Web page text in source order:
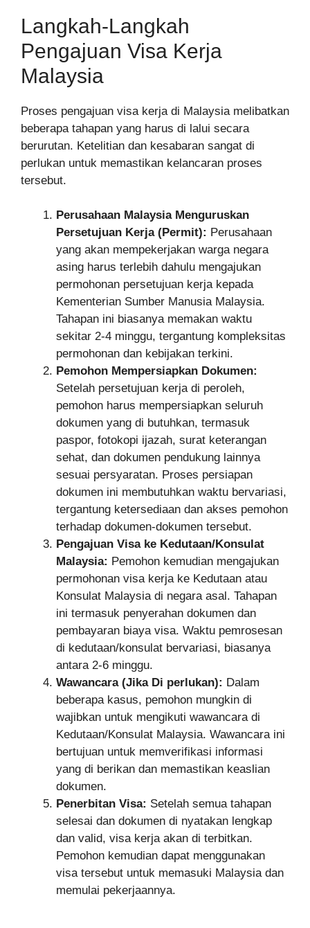
Langkah-Langkah
Pengajuan Visa Kerja
Malaysia
Proses pengajuan visa kerja di Malaysia melibatkan
beberapa tahapan yang harus di lalui secara
berurutan. Ketelitian dan kesabaran sangat di
perlukan untuk memastikan kelancaran proses
tersebut.
Perusahaan Malaysia Menguruskan
Persetujuan Kerja (Permit): Perusahaan
yang akan mempekerjakan warga negara
asing harus terlebih dahulu mengajukan
permohonan persetujuan kerja kepada
Kementerian Sumber Manusia Malaysia.
Tahapan ini biasanya memakan waktu
sekitar 2-4 minggu, tergantung kompleksitas
permohonan dan kebijakan terkini.
Pemohon Mempersiapkan Dokumen:
Setelah persetujuan kerja di peroleh,
pemohon harus mempersiapkan seluruh
dokumen yang di butuhkan, termasuk
paspor, fotokopi ijazah, surat keterangan
sehat, dan dokumen pendukung lainnya
sesuai persyaratan. Proses persiapan
dokumen ini membutuhkan waktu bervariasi,
tergantung ketersediaan dan akses pemohon
terhadap dokumen-dokumen tersebut.
Pengajuan Visa ke Kedutaan/Konsulat
Malaysia: Pemohon kemudian mengajukan
permohonan visa kerja ke Kedutaan atau
Konsulat Malaysia di negara asal. Tahapan
ini termasuk penyerahan dokumen dan
pembayaran biaya visa. Waktu pemrosesan
di kedutaan/konsulat bervariasi, biasanya
antara 2-6 minggu.
Wawancara (Jika Di perlukan): Dalam
beberapa kasus, pemohon mungkin di
wajibkan untuk mengikuti wawancara di
Kedutaan/Konsulat Malaysia. Wawancara ini
bertujuan untuk memverifikasi informasi
yang di berikan dan memastikan keaslian
dokumen.
Penerbitan Visa: Setelah semua tahapan
selesai dan dokumen di nyatakan lengkap
dan valid, visa kerja akan di terbitkan.
Pemohon kemudian dapat menggunakan
visa tersebut untuk memasuki Malaysia dan
memulai pekerjaannya.